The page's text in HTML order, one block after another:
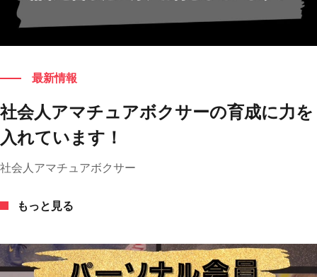
もっと見る
最新情報
社会人アマチュアボクサーの育成に力を
入れています！
社会人アマチュアボクサー
もっと見る